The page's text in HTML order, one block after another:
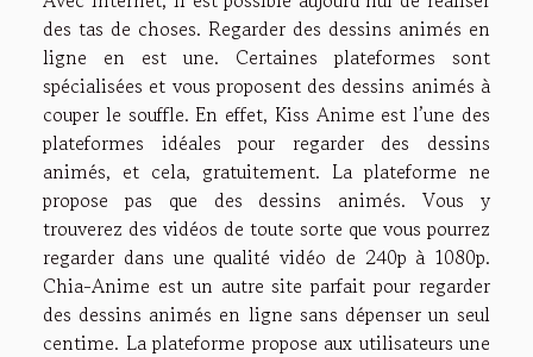
des tas de choses. Regarder des dessins animés en
ligne en est une. Certaines plateformes sont
spécialisées et vous proposent des dessins animés à
couper le souffle. En effet, Kiss Anime est l’une des
plateformes idéales pour regarder des dessins
animés, et cela, gratuitement. La plateforme ne
propose pas que des dessins animés. Vous y
trouverez des vidéos de toute sorte que vous pourrez
regarder dans une qualité vidéo de 240p à 1080p.
Chia-Anime est un autre site parfait pour regarder
des dessins animés en ligne sans dépenser un seul
centime. La plateforme propose aux utilisateurs une